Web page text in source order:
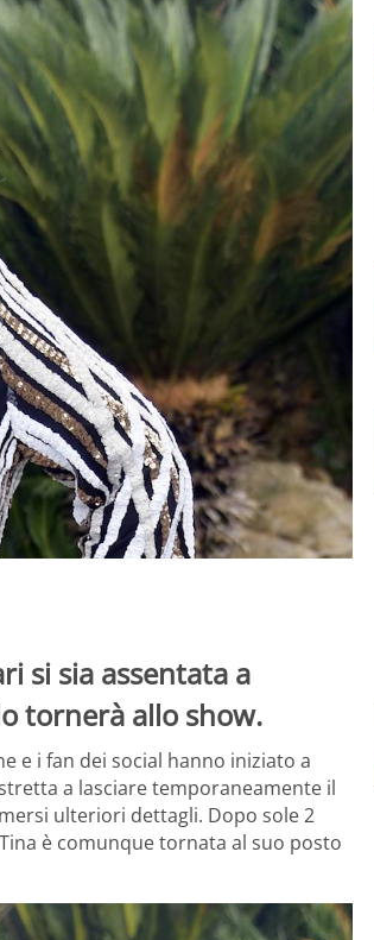
si sia assentata a
tornerà allo show.
e i fan dei social hanno iniziato a
a lasciare temporaneamente il
ulteriori dettagli. Dopo sole 2
è comunque tornata al suo posto